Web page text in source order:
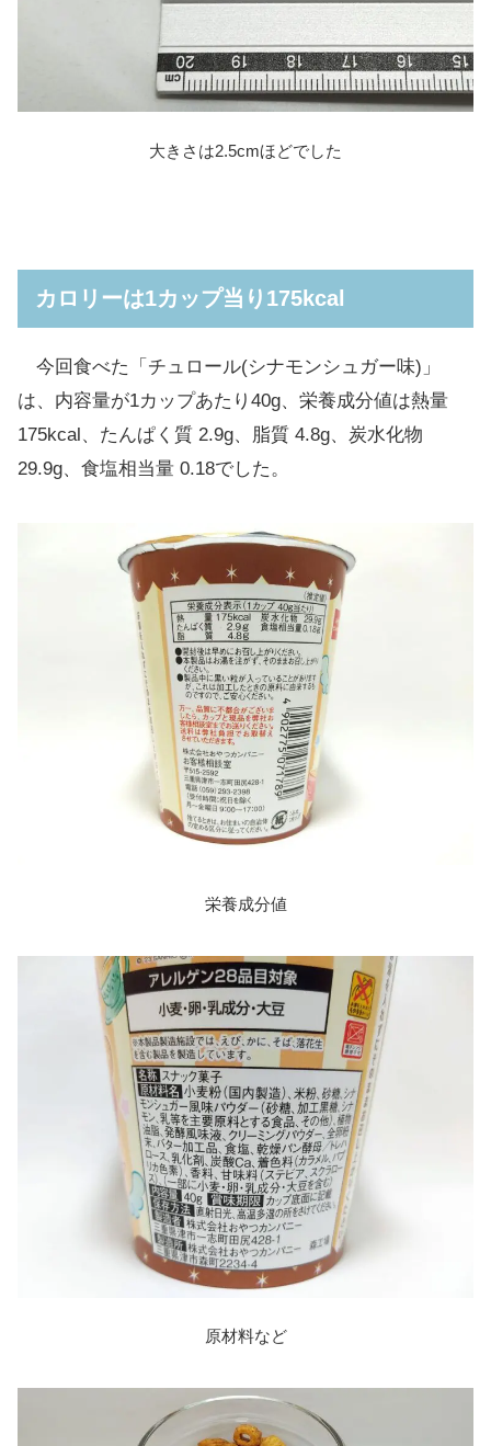
大きさは2.5cmほどでした
カロリーは1カップ当り175kcal
今回食べた「チュロール(シナモンシュガー味)」
は、内容量が1カップあたり40g、栄養成分値は熱量
175kcal、たんぱく質 2.9g、脂質 4.8g、炭水化物
29.9g、食塩相当量 0.18でした。
栄養成分値
原材料など